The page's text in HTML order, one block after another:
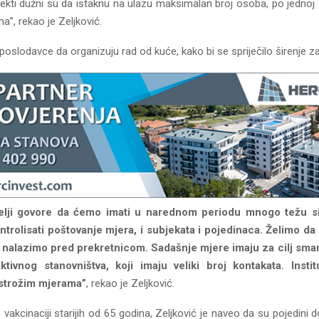
dužni su da istaknu na ulazu maksimalan broj osoba, po
rekao je Zeljković.
da organizuju rad od kuće, kako bi se spriječilo širenje
govore da ćemo imati u narednom periodu mnogo težu
poštovanje mjera, i subjekata i pojedinaca. Želimo da
pred prekretnicom. Sadašnje mjere imaju za cilj
stanovništva, koji imaju veliki broj kontakata.
mjerama”, rekao je Zeljković.
vakcinaciji starijih od 65 godina, Zeljković je naveo da su pojedini